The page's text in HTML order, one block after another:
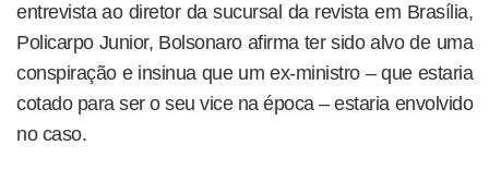
entrevista ao diretor da sucursal da revista em Brasília,
Policarpo Junior, Bolsonaro afirma ter sido alvo de uma
conspiração e insinua que um ex-ministro – que estaria
cotado para ser o seu vice na época – estaria envolvido
no caso.